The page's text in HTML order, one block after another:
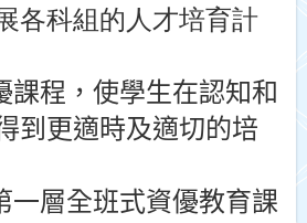
各科組的人才培育計
課程，使學生在認知和
到更適時及適切的培
一層全班式資優教育課